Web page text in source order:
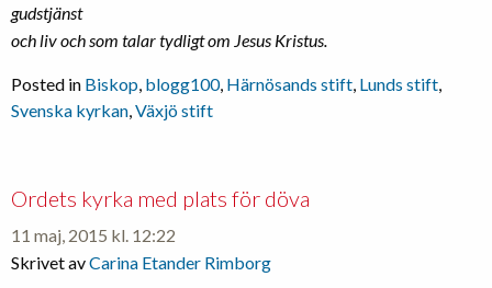
gudstjänst
och liv och som talar tydligt om Jesus Kristus.
Posted in Biskop, blogg100, Härnösands stift, Lunds stift,
Svenska kyrkan,Växjö stift
Ordets kyrka med plats för döva
11 maj, 2015 kl. 12:22
Skrivet avCarina Etander Rimborg